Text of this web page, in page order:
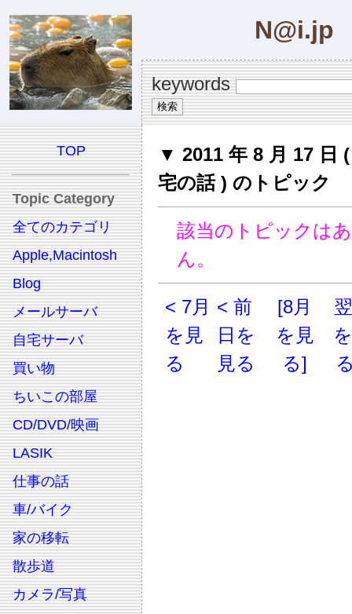
N@i.jp
keywords
TOP
Topic Category
全てのカテゴリ
Apple,Macintosh
Blog
メールサーバ
自宅サーバ
買い物
ちいこの部屋
CD/DVD/映画
LASIK
仕事の話
車/バイク
家の移転
散歩道
カメラ/写真
▼ 2011 年 8 月 17 日
宅の話 ) のトピック
該当のトピックは
ん。
< 7月
を見
る
< 前
日を
見る
[8月
を見
る]